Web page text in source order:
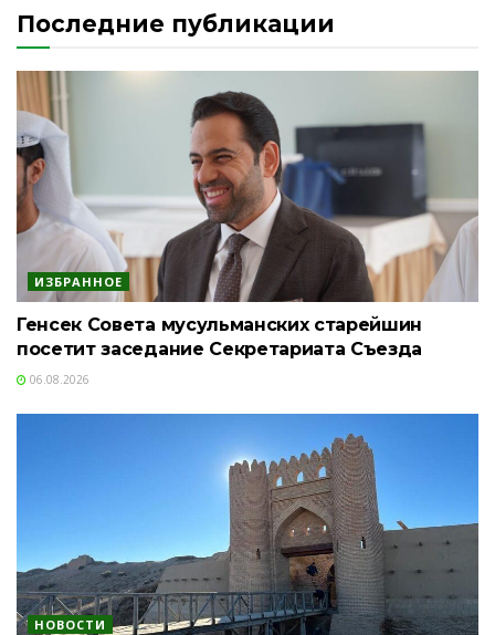
Последние публикации
ИЗБРАННОЕ
Генсек Совета мусульманских старейшин
посетит заседание Секретариата Съезда
06.08.2026
НОВОСТИ